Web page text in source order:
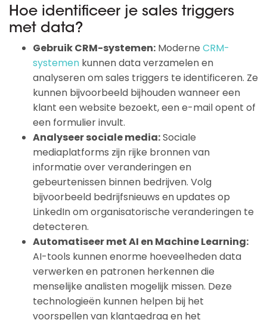
Hoe identificeer je sales triggers
met data?
Gebruik CRM-systemen: Moderne CRM-
systemen kunnen data verzamelen en
analyseren om sales triggers te identificeren. Ze
kunnen bijvoorbeeld bijhouden wanneer een
klant een website bezoekt, een e-mail opent of
een formulier invult.
Analyseer sociale media:Sociale
mediaplatforms zijn rijke bronnen van
informatie over veranderingen en
gebeurtenissen binnen bedrijven. Volg
bijvoorbeeld bedrijfsnieuws en updates op
LinkedIn om organisatorische veranderingen te
detecteren.
Automatiseer met AI en Machine Learning:
AI-tools kunnen enorme hoeveelheden data
verwerken en patronen herkennen die
menselijke analisten mogelijk missen. Deze
technologieën kunnen helpen bij het
voorspellen van klantgedrag en het